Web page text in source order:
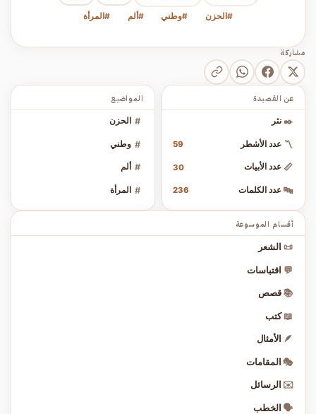
#الحزن #وطني #ألم #المرأة
مشاركة
المواضيع
# الحزن
# وطني
# ألم
# المرأة
عن القصيدة
✒️ نثر
〽️ عدد الأشطر 59
📏 عدد الأبيات 30
🔤 عدد الكلمات 236
أقسام الموسوعة
📜 الشعر
💬 اقتباسات
📚 قصص
📖 كتب
🪶 الأمثال
🎭 المقامات
✉️ الرسائل
🗣️ الخطب